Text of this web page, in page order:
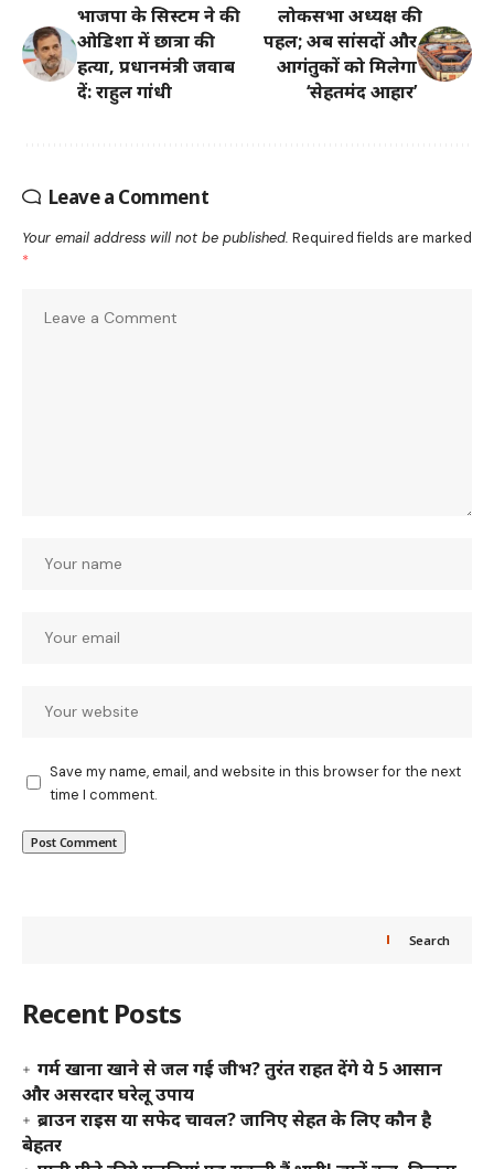
भाजपा के सिस्टम ने की
ओडिशा में छात्रा की
हत्या, प्रधानमंत्री जवाब
दें: राहुल गांधी
लोकसभा अध्यक्ष की
पहल; अब सांसदों और
आगंतुकों को मिलेगा
‘सेहतमंद आहार’
Leave a Comment
Your email address will not be published. Required fields are marked
*
Save my name, email, and website in this browser for the next
time I comment.
Search
Recent Posts
गर्म खाना खाने से जल गई जीभ? तुरंत राहत देंगे ये 5 आसान
और असरदार घरेलू उपाय
ब्राउन राइस या सफेद चावल? जानिए सेहत के लिए कौन है
बेहतर